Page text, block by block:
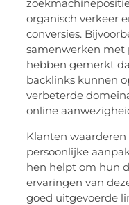
organisch verkeer
conversies.
samenwerken met
hebben gemerkt
backlinks kunnen
verbeterde
online
Klanten
persoonlijke
hen helpt om hun
ervaringen van
goed uitgevoerde